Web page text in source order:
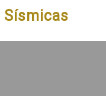
Sísmicas